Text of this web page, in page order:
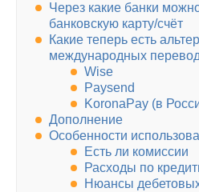
Через какие банки
банковскую карту/счёт
Какие теперь есть
международных
Wise
Paysend
KoronaPay (в
Дополнение
Особенности
Есть ли комиссии
Расходы по
Нюансы